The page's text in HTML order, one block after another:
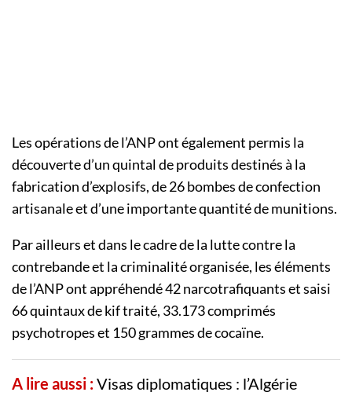
Les opérations de l’ANP ont également permis la
découverte d’un quintal de produits destinés à la
fabrication d’explosifs, de 26 bombes de confection
artisanale et d’une importante quantité de munitions.
Par ailleurs et dans le cadre de la lutte contre la
contrebande et la criminalité organisée, les éléments
de l’ANP ont appréhendé 42 narcotrafiquants et saisi
66 quintaux de kif traité, 33.173 comprimés
psychotropes et 150 grammes de cocaïne.
A lire aussi :Visas diplomatiques : l’Algérie